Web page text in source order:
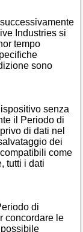
Industries si
tempo
sono
senza
il Periodo di
di dati nel
dei
come
tutti i dati
di
concordare le